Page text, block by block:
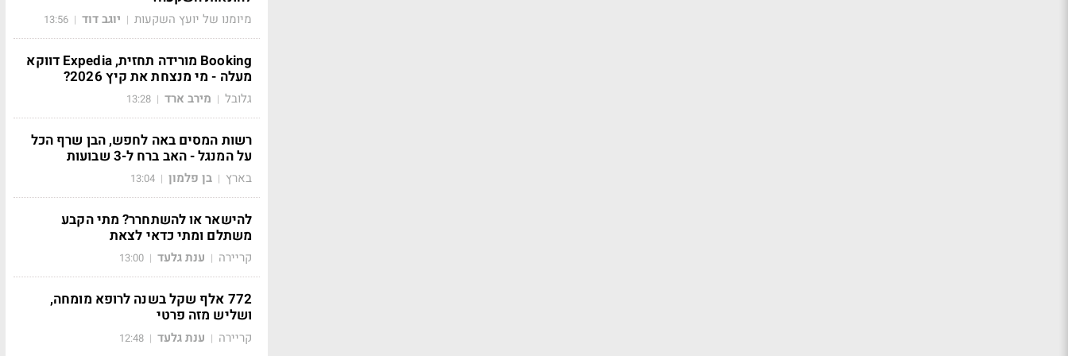
מיומנו של יועץ השקעות | יוגב דוד |
13:56
Booking מורידה תחזית, Expedia דווקא
מעלה - מי מנצחת את קיץ 2026?
גלובל | מירב ארד |
13:28
רשות המסים באה לחפש, הבן שרף הכל
על המנגל - האב ברח ל-3 שבועות
בארץ | בן פלמון |
13:04
להישאר או להשתחרר? מתי הקבע
משתלם ומתי כדאי לצאת
קריירה | ענת גלעד |
13:00
772 אלף שקל בשנה לרופא מומחה,
ושליש מזה פרטי
קריירה | ענת גלעד |
12:48